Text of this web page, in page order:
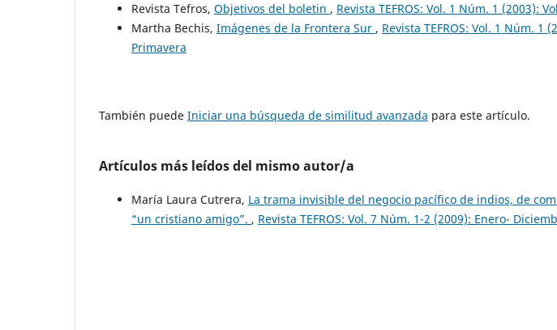
Revista Tefros, Objetivos del boletin , Revista TEFROS: Vol. 1 Núm. 1 (2003):
Martha Bechis, Imágenes de la Frontera Sur , Revista TEFROS: Vol. 1 Núm. 1
Primavera
También puede Iniciar una búsqueda de similitud avanzada para este artículo.
Artículos más leídos del mismo autor/a
María Laura Cutrera, La trama invisible del negocio pacífico de indios, de
“un cristiano amigo”. , Revista TEFROS: Vol. 7 Núm. 1-2 (2009): Enero-